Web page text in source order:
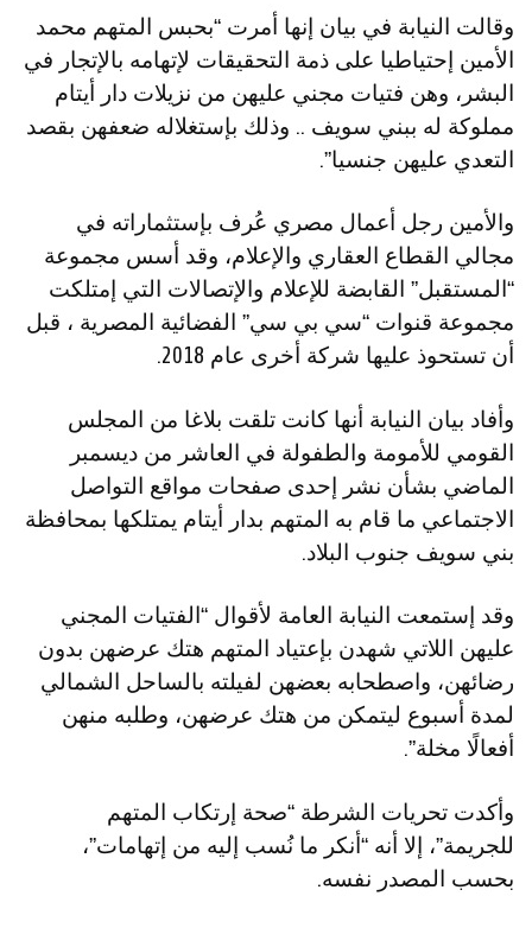
وقالت النيابة في بيان إنها أمرت “بحبس المتهم محمد
الأمين إحتياطيا على ذمة التحقيقات لإتهامه بالإتجار في
البشر، وهن فتيات مجني عليهن من نزيلات دار أيتام
مملوكة له ببني سويف .. وذلك بإستغلاله ضعفهن بقصد
التعدي عليهن جنسيا”.
والأمين رجل أعمال مصري عُرف بإستثماراته في
مجالي القطاع العقاري والإعلام، وقد أسس مجموعة
“المستقبل” القابضة للإعلام والإتصالات التي إمتلكت
مجموعة قنوات “سي بي سي” الفضائية المصرية ، قبل
أن تستحوذ عليها شركة أخرى عام 2018.
وأفاد بيان النيابة أنها كانت تلقت بلاغا من المجلس
القومي للأمومة والطفولة في العاشر من ديسمبر
الماضي بشأن نشر إحدى صفحات مواقع التواصل
الاجتماعي ما قام به المتهم بدار أيتام يمتلكها بمحافظة
بني سويف جنوب البلاد.
وقد إستمعت النيابة العامة لأقوال “الفتيات المجني
عليهن اللاتي شهدن بإعتياد المتهم هتك عرضهن بدون
رضائهن، واصطحابه بعضهن لفيلته بالساحل الشمالي
لمدة أسبوع ليتمكن من هتك عرضهن، وطلبه منهن
أفعالًا مخلة”.
وأكدت تحريات الشرطة “صحة إرتكاب المتهم
للجريمة”، إلا أنه “أنكر ما نُسب إليه من إتهامات”،
بحسب المصدر نفسه.